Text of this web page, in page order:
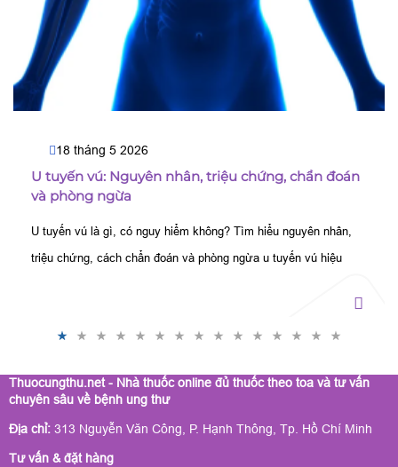
18 tháng 5 2026
U tuyến vú: Nguyên nhân, triệu chứng, chẩn đoán
và phòng ngừa
U tuyến vú là gì, có nguy hiểm không? Tìm hiểu nguyên nhân,
triệu chứng, cách chẩn đoán và phòng ngừa u tuyến vú hiệu
Thuocungthu.net - Nhà thuốc online đủ thuốc theo toa và tư vấn
chuyên sâu về bệnh ung thư
Địa chỉ: 313 Nguyễn Văn Công, P. Hạnh Thông, Tp. Hồ Chí Minh
Tư vấn & đặt hàng